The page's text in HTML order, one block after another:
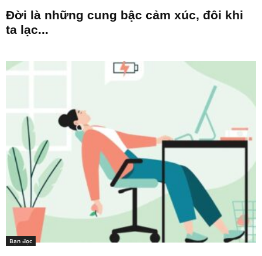
Đời là những cung bậc cảm xúc, đôi khi
ta lạc...
Bạn đọc